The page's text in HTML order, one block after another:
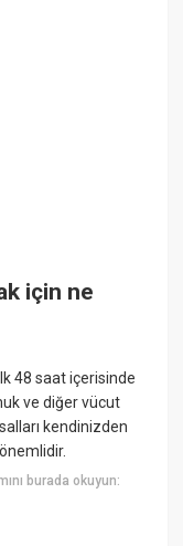
için ne
48 saat içerisinde
ve diğer vücut
kendinizden
burada okuyun: